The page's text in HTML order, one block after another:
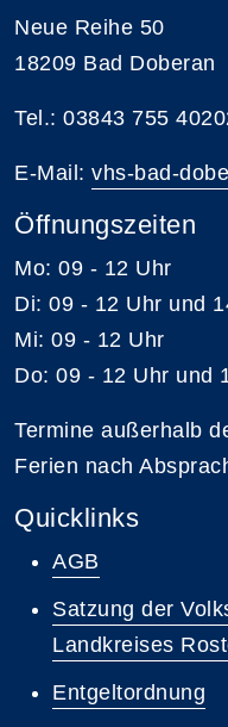
Neue Reihe 50
18209 Bad Doberan
Tel.: 03843 755
E-Mail: vhs-bad-
Öffnungszeiten
Mo: 09 - 12 Uhr
Di: 09 - 12 Uhr und
Mi: 09 - 12 Uhr
Do: 09 - 12 Uhr und
Termine außerhalb
Ferien nach
Quicklinks
AGB
Satzung der
Landkreises
Entgeltordnung